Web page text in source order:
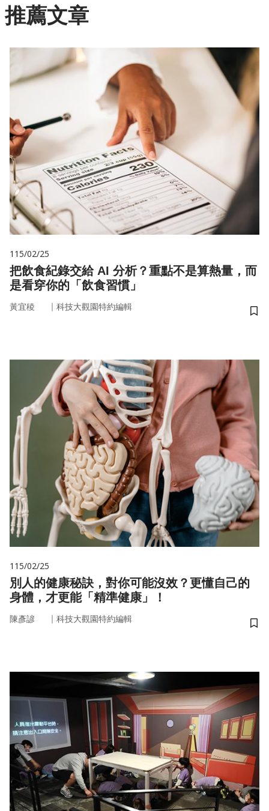
推薦文章
115/02/25
把飲食紀錄交給 AI 分析？重點不是算熱量，而
是看穿你的「飲食習慣」
黃宜稜 ｜ 科技大觀園特約編輯
儲
115/02/25
別人的健康秘訣，對你可能沒效？更懂自己的
身體，才更能「精準健康」！
陳彥諺 ｜ 科技大觀園特約編輯
儲